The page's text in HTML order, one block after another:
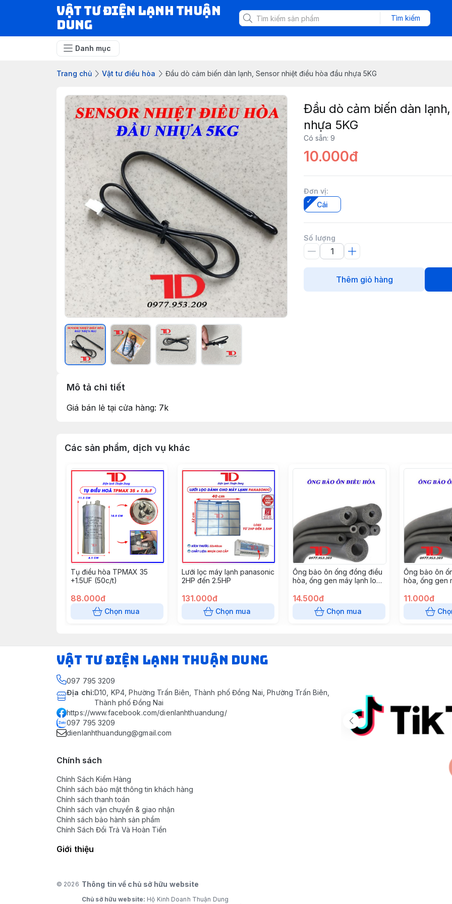
VẬT TƯ ĐIỆN LẠNH THUẬN
DUNG
Tìm kiếm
Danh mục
Trang chủ Vật tư điều hòa Đầu dò cảm biến dàn lạnh, Sensor nhiệt điều hòa đầu nhựa 5KG
Đầu dò cảm biến dàn
nhựa 5KG
Có sẵn: 9
10.000đ
Đơn vị:
Cái
Số lượng
Thêm giỏ hàng
Mô tả chi tiết
Giá bán lẻ tại cửa hàng: 7k
Các sản phẩm, dịch vụ khác
Tụ điều hòa TPMAX 35
+1.5UF (50c/t)
88.000đ
Chọn mua
Lưới lọc máy lạnh panasonic
2HP đến 2.5HP
131.000đ
Chọn mua
Ống bảo ôn ống đồng điều
hòa, ống gen máy lạnh loại
2 mét
14.500đ
Chọn mua
Ống bảo ôn
hòa, ống gen
2 mét
11.000đ
VẬT TƯ ĐIỆN LẠNH THUẬN DUNG
097 795 3209
Địa chỉ:D10, KP4, Phường Trấn Biên, Thành phố Đồng Nai, Phường Trấn Biên,
Thành phố Đồng Nai
https://www.facebook.com/dienlanhthuandung/
097 795 3209
dienlanhthuandung@gmail.com
Chính sách
Chính Sách Kiểm Hàng
Chính sách bảo mật thông tin khách hàng
Chính sách thanh toán
Chính sách vận chuyển & giao nhận
Chính sách bảo hành sản phẩm
Chính Sách Đổi Trả Và Hoàn Tiền
Giới thiệu
© 2026 Thông tin về chủ sở hữu website
Chủ sở hữu website: Hộ Kinh Doanh Thuận Dung